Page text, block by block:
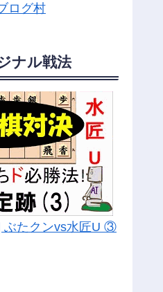
ログ村
ナル戦法
ぶたクンvs水匠U ③